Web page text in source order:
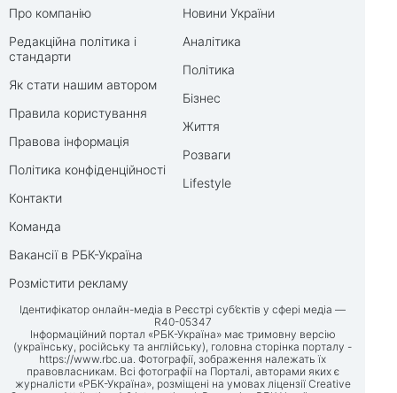
Про компанію
Редакційна політика і
стандарти
Як стати нашим автором
Правила користування
Правова інформація
Політика конфіденційності
Контакти
Команда
Вакансії в РБК-Україна
Розмістити рекламу
Новини України
Аналітика
Політика
Бізнес
Життя
Розваги
Lifestyle
Ідентифікатор онлайн-медіа в Реєстрі суб’єктів у сфері медіа —
R40-05347
Інформаційний портал «РБК-Україна» має тримовну версію
(українську, російську та англійську), головна сторінка порталу -
https://www.rbc.ua. Фотографії, зображення належать їх
правовласникам. Всі фотографії на Порталі, авторами яких є
журналісти «РБК-Україна», розміщені на умовах ліцензії Creative